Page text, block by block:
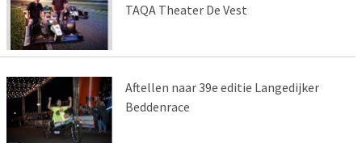
TAQA Theater De Vest
Aftellen naar 39e editie Langedijker
Beddenrace